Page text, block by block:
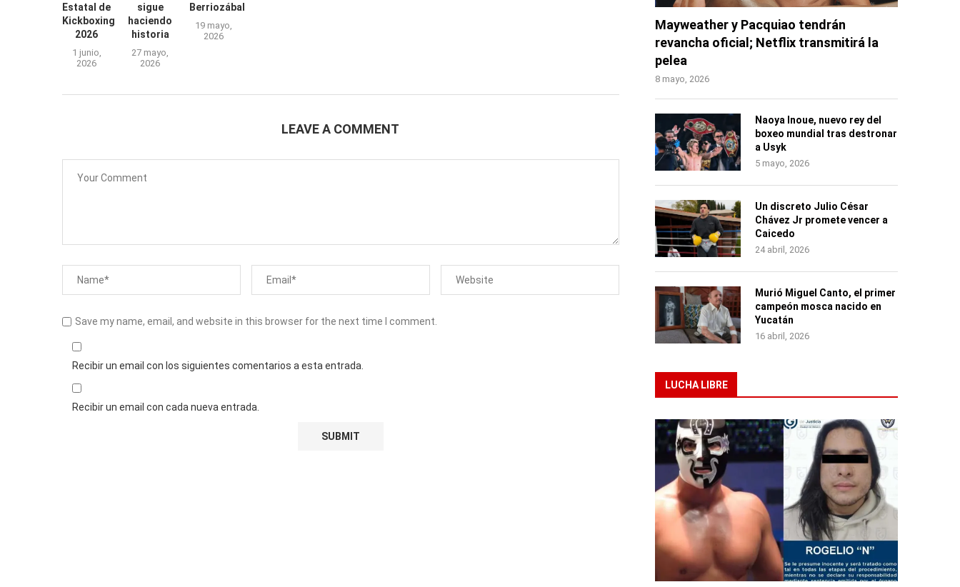
Estatal de
Kickboxing
2026
1 junio,
2026
sigue
haciendo
historia
27 mayo,
2026
Berriozábal
19 mayo,
2026
LEAVE A COMMENT
Save my name, email, and website in this browser for the next time I comment.
Recibir un email con los siguientes comentarios a esta entrada.
Recibir un email con cada nueva entrada.
Mayweather y Pacquiao tendrán
revancha oficial; Netflix transmitirá la
pelea
8 mayo, 2026
Naoya Inoue, nuevo rey del
boxeo mundial tras destronar
a Usyk
5 mayo, 2026
Un discreto Julio César
Chávez Jr promete vencer a
Caicedo
24 abril, 2026
Murió Miguel Canto, el primer
campeón mosca nacido en
Yucatán
16 abril, 2026
LUCHA LIBRE